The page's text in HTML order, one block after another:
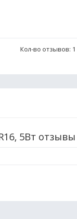
Кол-во отзывов: 1
5Вт отзывы